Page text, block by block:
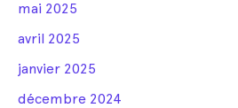
mai 2025
avril 2025
janvier 2025
décembre 2024